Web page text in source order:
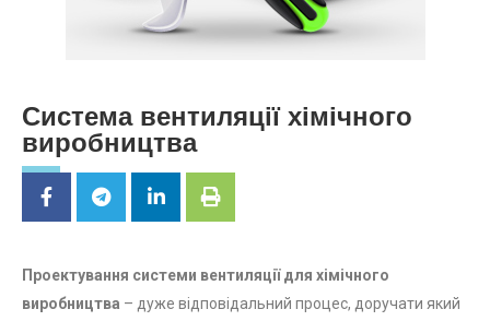
Система вентиляції хімічного
виробництва
Проектування системи вентиляції для хімічного
виробництва – дуже відповідальний процес, доручати який